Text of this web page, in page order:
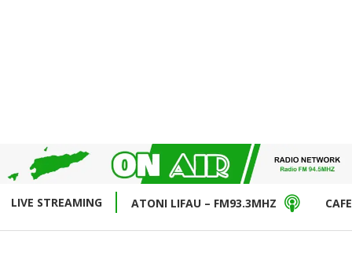
LIVE STREAMING ATONI LIFAU – FM93.3MHZ